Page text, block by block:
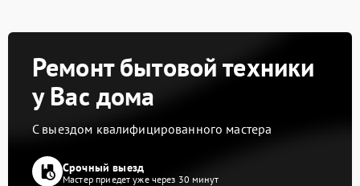
Ремонт бытовой техники
у Вас дома
С выездом квалифицированного мастера
Срочный выезд
Мастер приедет уже через 30 минут